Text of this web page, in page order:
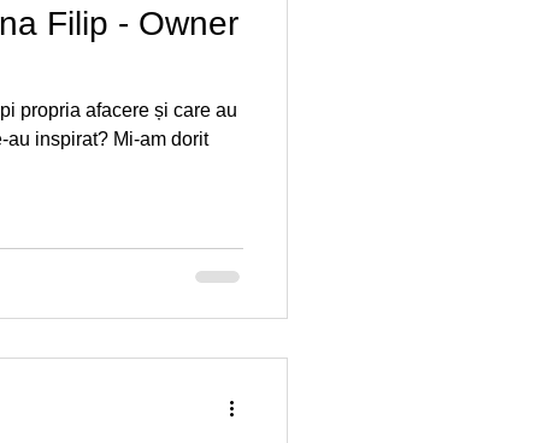
Filip - Owner
propria afacere și care au
au inspirat? Mi-am dorit